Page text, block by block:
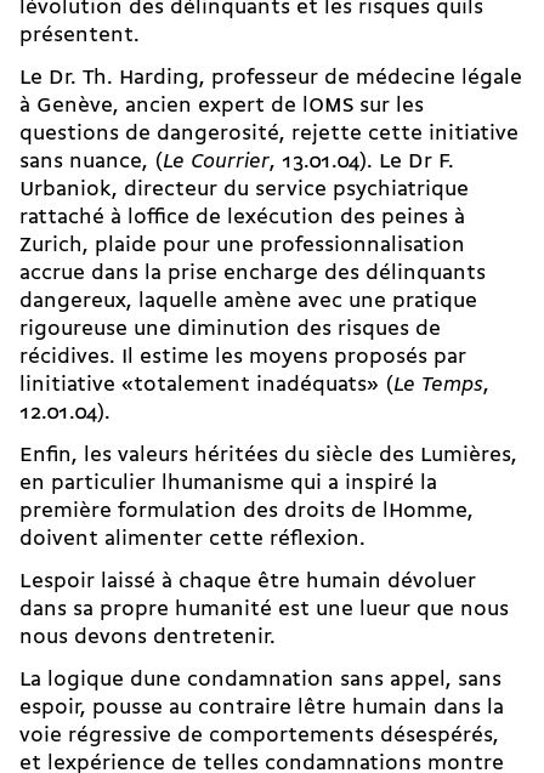
lévolution des délinquants et les risques quils
présentent.
Le Dr. Th. Harding, professeur de médecine légale
à Genève, ancien expert de lOMS sur les
questions de dangerosité, rejette cette initiative
sans nuance, (Le Courrier, 13.01.04). Le Dr F.
Urbaniok, directeur du service psychiatrique
rattaché à loffice de lexécution des peines à
Zurich, plaide pour une professionnalisation
accrue dans la prise encharge des délinquants
dangereux, laquelle amène avec une pratique
rigoureuse une diminution des risques de
récidives. Il estime les moyens proposés par
linitiative «totalement inadéquats» (Le Temps,
12.01.04).
Enfin, les valeurs héritées du siècle des Lumières,
en particulier lhumanisme qui a inspiré la
première formulation des droits de lHomme,
doivent alimenter cette réflexion.
Lespoir laissé à chaque être humain dévoluer
dans sa propre humanité est une lueur que nous
nous devons dentretenir.
La logique dune condamnation sans appel, sans
espoir, pousse au contraire lêtre humain dans la
voie régressive de comportements désespérés,
et lexpérience de telles condamnations montre